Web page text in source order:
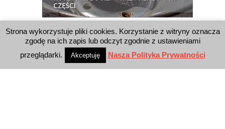
WYSZUKIWARKA
Strona wykorzystuje pliki cookies. Korzystanie z witryny oznacza
zgodę na ich zapis lub odczyt zgodnie z ustawieniami
przeglądarki.
Akceptuję Nasza Polityka Prywatności